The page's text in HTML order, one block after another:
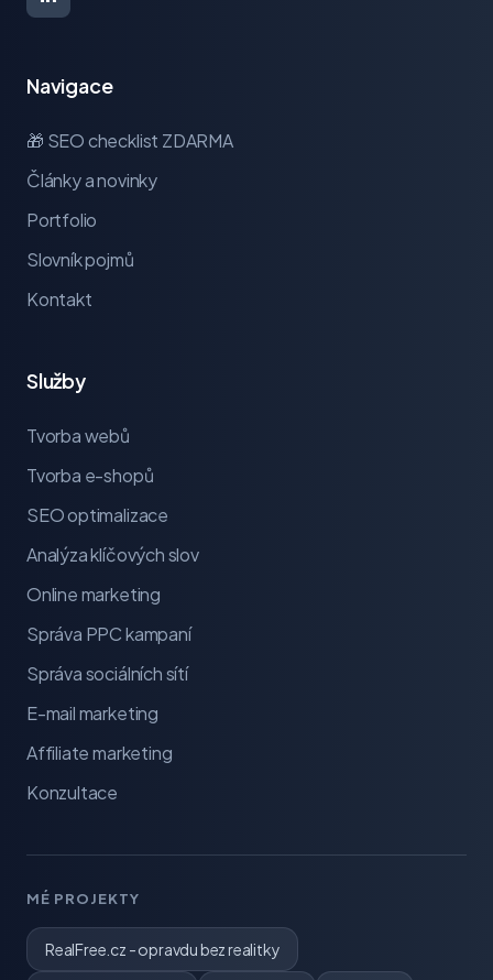
Navigace
🎁 SEO checklist ZDARMA
Články a novinky
Portfolio
Slovník pojmů
Kontakt
Služby
Tvorba webů
Tvorba e-shopů
SEO optimalizace
Analýza klíčových slov
Online marketing
Správa PPC kampaní
Správa sociálních sítí
E-mail marketing
Affiliate marketing
Konzultace
MÉ PROJEKTY
RealFree.cz - opravdu bez realitky